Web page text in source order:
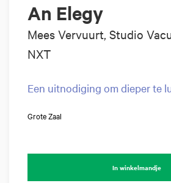
An Elegy
Mees Vervuurt, Studio
NXT
Een uitnodiging om dieper te
Grote Zaal
In winkelmandje